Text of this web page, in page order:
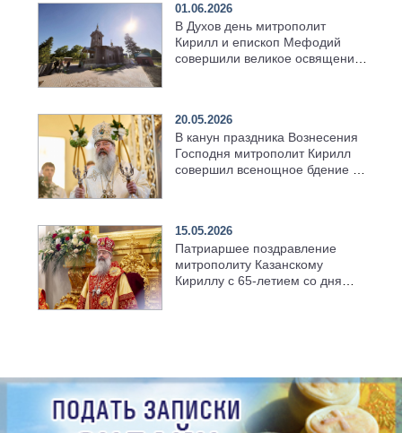
01.06.2026
В Духов день митрополит
Кирилл и епископ Мефодий
совершили великое освящение
20.05.2026
В канун праздника Вознесения
Господня митрополит Кирилл
совершил всенощное бдение в
15.05.2026
Патриаршее поздравление
митрополиту Казанскому
Кириллу с 65-летием со дня